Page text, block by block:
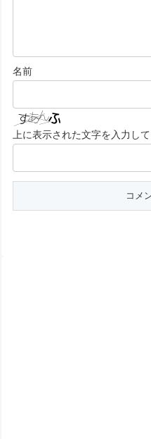
名前
上に表示された文字を入力して